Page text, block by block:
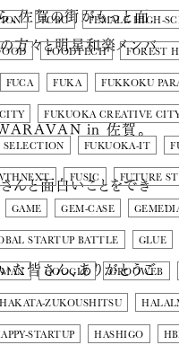
FCBC FEMALE HIGH-
FOODTECH FOREST
FUCA FUKA FUKKOKU
FUKUOKA CREATIVE
SELECTION FUKUOKA-IT
FUSIC FUTURE
GAME GEM-CASE
STARTUP BATTLE GLUE
GOOGLE GROOWEB
HAKATA-ZUKOUSHITSU
STARTUP HASHIGO
、佐賀の街がもっと面
方々と明星和楽メンバ
in 佐賀。
んと面白いことをでき
皆さん、ありがとうご